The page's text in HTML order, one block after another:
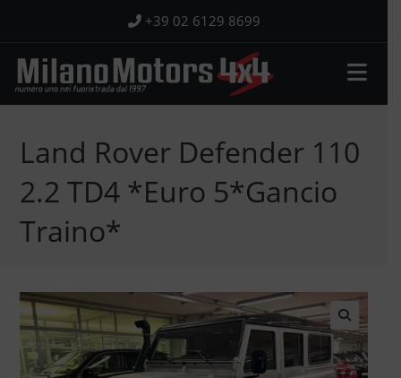
contenuto
+39 02 6129 8699
Land Rover Defender 110
2.2 TD4 *Euro 5*Gancio
Traino*
🔍